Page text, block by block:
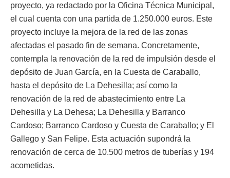
proyecto, ya redactado por la Oficina Técnica Municipal,
el cual cuenta con una partida de 1.250.000 euros. Este
proyecto incluye la mejora de la red de las zonas
afectadas el pasado fin de semana. Concretamente,
contempla la renovación de la red de impulsión desde el
depósito de Juan García, en la Cuesta de Caraballo,
hasta el depósito de La Dehesilla; así como la
renovación de la red de abastecimiento entre La
Dehesilla y La Dehesa; La Dehesilla y Barranco
Cardoso; Barranco Cardoso y Cuesta de Caraballo; y El
Gallego y San Felipe. Esta actuación supondrá la
renovación de cerca de 10.500 metros de tuberías y 194
acometidas.